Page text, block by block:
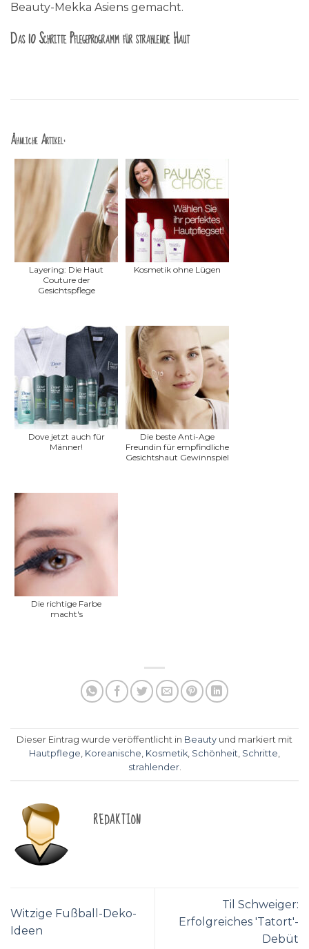
Beauty-Mekka Asiens gemacht.
Das 10 Schritte Pflegeprogramm für strahlende Haut
Ähnliche Artikel:
Layering: Die Haut
Couture der
Gesichtspflege
Kosmetik ohne Lügen
Dove jetzt auch für
Männer!
Die beste Anti-Age
Freundin für empfindliche
Gesichtshaut Gewinnspiel
Die richtige Farbe
macht's
Dieser Eintrag wurde veröffentlicht in Beauty und markiert mit
Hautpflege, Koreanische, Kosmetik, Schönheit, Schritte,
strahlender.
REDAKTION
Witzige Fußball-Deko-
Ideen
Til Schweiger:
Erfolgreiches 'Tatort'-
Debüt